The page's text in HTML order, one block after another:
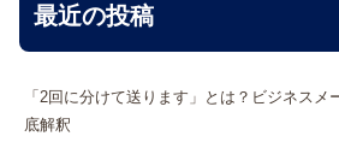
最近の投稿
「2回に分けて送ります」とは？ビジネス
底解釈